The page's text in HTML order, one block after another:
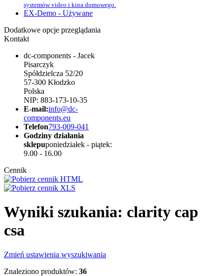
systemów video i kina domowego.
EX-Demo - Używane
Dodatkowe opcje przeglądania
Kontakt
dc-components - Jacek
Pisarczyk
Spółdzielcza 52/20
57-300 Kłodzko
Polska
NIP: 883-173-10-35
E-mail:info@dc-
components.eu
Telefon793-009-041
Godziny działania
sklepuponiedziałek - piątek:
9.00 - 16.00
Cennik
Wyniki szukania: clarity cap
csa
Zmień ustawienia wyszukiwania
Znaleziono produktów: 36